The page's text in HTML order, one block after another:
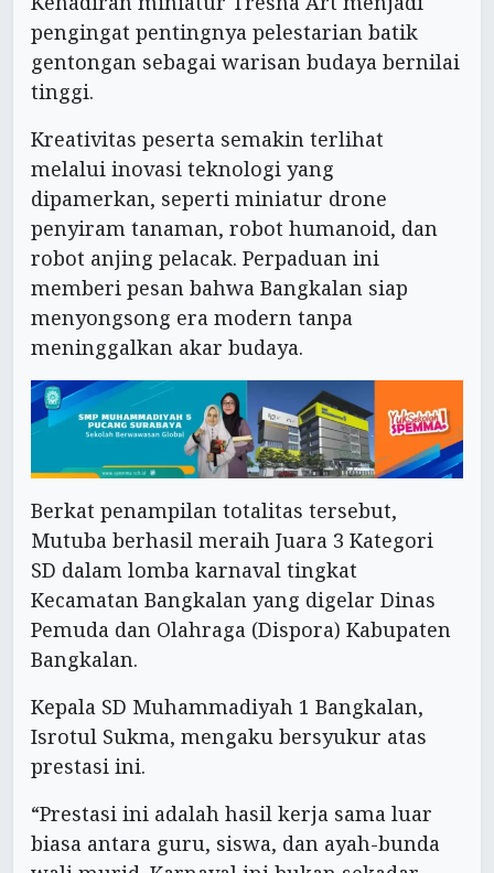
pengingat pentingnya pelestarian batik
gentongan sebagai warisan budaya bernilai
tinggi.
Kreativitas peserta semakin terlihat
melalui inovasi teknologi yang
dipamerkan, seperti miniatur drone
penyiram tanaman, robot humanoid, dan
robot anjing pelacak. Perpaduan ini
memberi pesan bahwa Bangkalan siap
menyongsong era modern tanpa
meninggalkan akar budaya.
Berkat penampilan totalitas tersebut,
Mutuba berhasil meraih Juara 3 Kategori
SD dalam lomba karnaval tingkat
Kecamatan Bangkalan yang digelar Dinas
Pemuda dan Olahraga (Dispora) Kabupaten
Bangkalan.
Kepala SD Muhammadiyah 1 Bangkalan,
Isrotul Sukma, mengaku bersyukur atas
prestasi ini.
“Prestasi ini adalah hasil kerja sama luar
biasa antara guru, siswa, dan ayah-bunda